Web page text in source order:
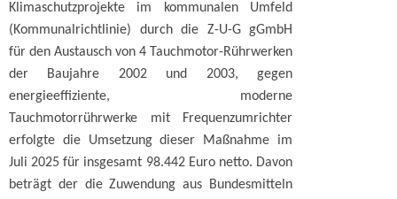
Klimaschutzprojekte im kommunalen Umfeld
(Kommunalrichtlinie) durch die Z-U-G gGmbH
für den Austausch von 4 Tauchmotor-Rührwerken
der Baujahre 2002 und 2003, gegen
energieeffiziente, moderne
Tauchmotorrührwerke mit Frequenzumrichter
erfolgte die Umsetzung dieser Maßnahme im
Juli 2025 für insgesamt 98.442 Euro netto. Davon
beträgt der die Zuwendung aus Bundesmitteln